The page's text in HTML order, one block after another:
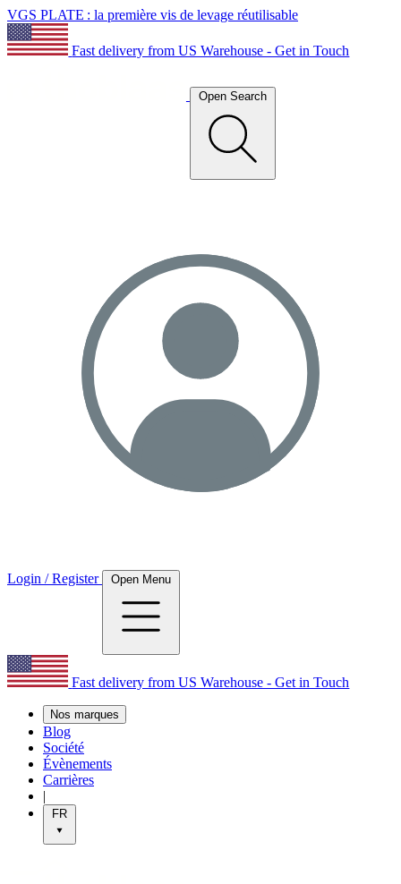
VGS PLATE : la première vis de levage réutilisable
Fast delivery from US Warehouse - Get in Touch
Open Search
Login / Register Open Menu
Fast delivery from US Warehouse - Get in Touch
Nos marques
Blog
Société
Évènements
Carrières
|
FR